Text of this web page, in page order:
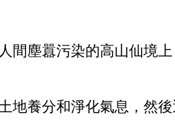
間塵囂污染的高山仙境
養分和淨化氣息，然